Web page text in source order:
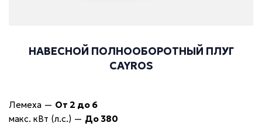
НАВЕСНОЙ ПОЛНООБОРОТНЫЙ ПЛУГ
CAYROS
Лемеха — От 2 до 6
макс. кВт (л.с.) — До 380